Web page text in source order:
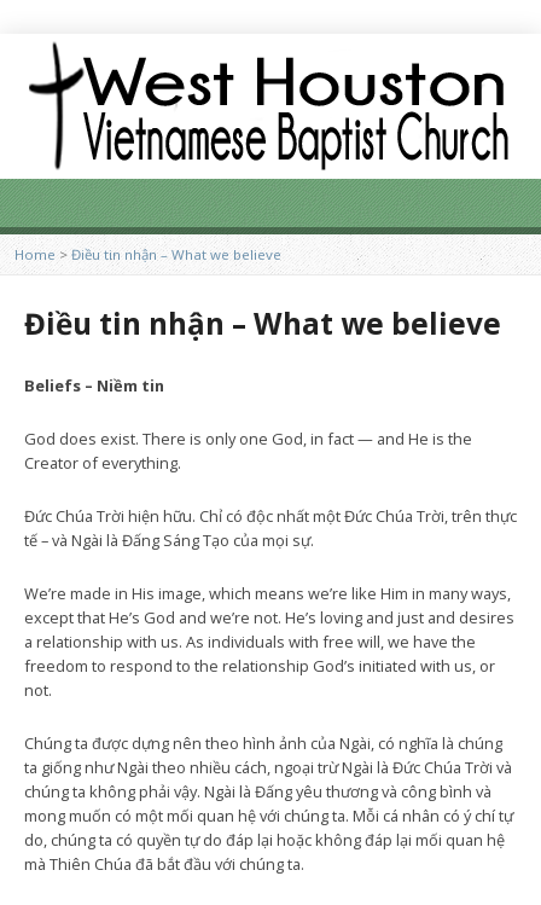
Home > Điều tin nhận – What we believe
Điều tin nhận – What we believe
Beliefs – Niềm tin
God does exist. There is only one God, in fact — and He is the
Creator of everything.
Đức Chúa Trời hiện hữu. Chỉ có độc nhất một Đức Chúa Trời, trên thực
tế – và Ngài là Đấng Sáng Tạo của mọi sự.
We’re made in His image, which means we’re like Him in many ways,
except that He’s God and we’re not. He’s loving and just and desires
a relationship with us. As individuals with free will, we have the
freedom to respond to the relationship God’s initiated with us, or
not.
Chúng ta được dựng nên theo hình ảnh của Ngài, có nghĩa là chúng
ta giống như Ngài theo nhiều cách, ngoại trừ Ngài là Đức Chúa Trời và
chúng ta không phải vậy. Ngài là Đấng yêu thương và công bình và
mong muốn có một mối quan hệ với chúng ta. Mỗi cá nhân có ý chí tự
do, chúng ta có quyền tự do đáp lại hoặc không đáp lại mối quan hệ
mà Thiên Chúa đã bắt đầu với chúng ta.